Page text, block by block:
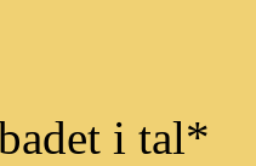
i tal*